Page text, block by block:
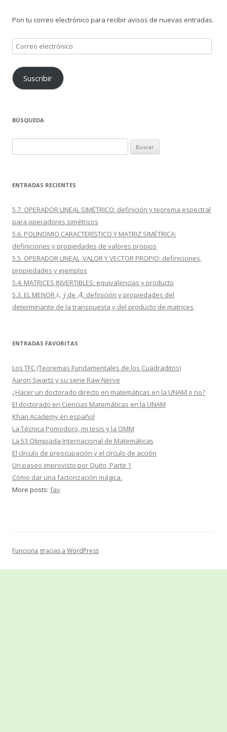
Pon tu correo electrónico para recibir avisos de nuevas entradas.
Correo
electrónico
Suscribir
BÚSQUEDA
ENTRADAS RECIENTES
5.7. OPERADOR LINEAL SIMÉTRICO: definición y teorema espectral
para operadores simétricos
5.6. POLINOMIO CARACTERÍSTICO Y MATRIZ SIMÉTRICA:
definiciones y propiedades de valores propios
5.5. OPERADOR LINEAL, VALOR Y VECTOR PROPIO: definiciones,
propiedades y ejemplos
5.4. MATRICES INVERTIBLES: equivalencias y producto
5.3. EL MENORi,j de A: definición y propiedades del
determinante de la transpuesta y del producto de matrices
ENTRADAS FAVORITAS
Los TFC (Teoremas Fundamentales de los Cuadraditos)
Aaron Swartz y su serie Raw Nerve
¿Hacer un doctorado directo en matemáticas en la UNAM o no?
El doctorado en Ciencias Matemáticas en la UNAM
Khan Academy en español
La Técnica Pomodoro, mi tesis y la OMM
La 53 Olimpiada Internacional de Matemáticas
El círculo de preocupación y el círculo de acción
Un paseo improvisto por Quito, Parte 1
Cómo dar una factorización mágica.
More posts: fav
Funciona gracias a WordPress